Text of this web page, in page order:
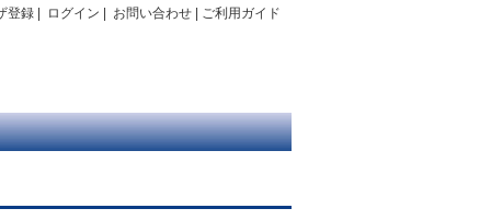
登録 ログイン お問い合わせ ご利用ガイド